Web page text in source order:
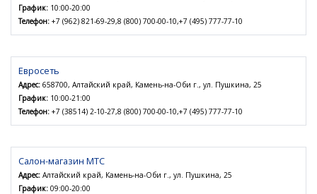
График: 10:00-20:00
Телефон: +7 (962) 821-69-29,8 (800) 700-00-10,+7 (495) 777-77-10
Евросеть
Адрес: 658700, Алтайский край, Камень-на-Оби г., ул. Пушкина, 25
График: 10:00-21:00
Телефон: +7 (38514) 2-10-27,8 (800) 700-00-10,+7 (495) 777-77-10
Салон-магазин МТС
Адрес: Алтайский край, Камень-на-Оби г., ул. Пушкина, 25
График: 09:00-20:00